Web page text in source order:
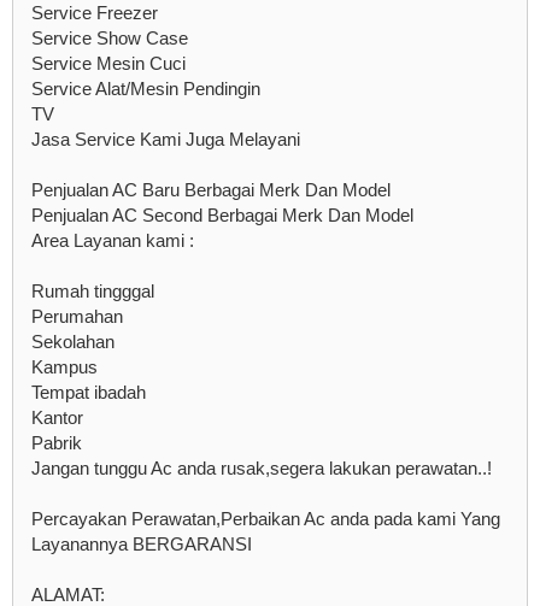
Service Freezer
Service Show Case
Service Mesin Cuci
Service Alat/Mesin Pendingin
TV
Jasa Service Kami Juga Melayani
Penjualan AC Baru Berbagai Merk Dan Model
Penjualan AC Second Berbagai Merk Dan Model
Area Layanan kami :
Rumah tingggal
Perumahan
Sekolahan
Kampus
Tempat ibadah
Kantor
Pabrik
Jangan tunggu Ac anda rusak,segera lakukan perawatan..!
Percayakan Perawatan,Perbaikan Ac anda pada kami Yang
Layanannya BERGARANSI
ALAMAT: